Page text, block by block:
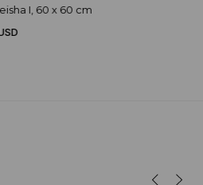
I, 60 x 60 cm